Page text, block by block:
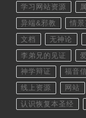
学习网站资源
异端&邪教 情景
文档 无神论
李弟兄的见证
神学辩证 福音
线上资源 网站
认识恢复本圣经